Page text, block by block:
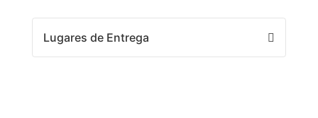
Lugares de Entrega